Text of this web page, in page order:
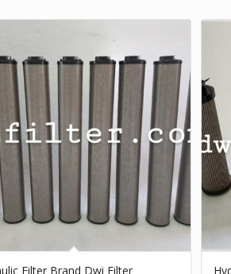
Filter Brand Dwi Filter